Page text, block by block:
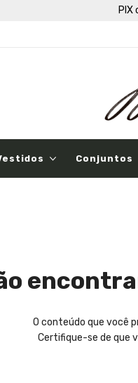
PIX
Conjuntos
O conteúdo que você
Certifique-se de que